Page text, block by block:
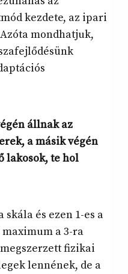
kezdete, az ipari
mondhatjuk,
állnak az
a másik végén
lakosok, te hol
skála és ezen 1-es a
a 3-ra
fizikai
lennének, de a